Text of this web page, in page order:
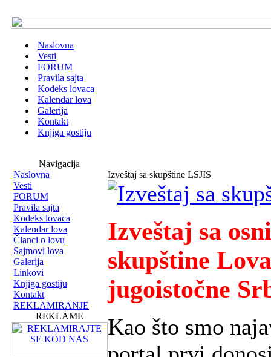
Naslovna
Vesti
FORUM
Pravila sajta
Kodeks lovaca
Kalendar lova
Galerija
Kontakt
Knjiga gostiju
Navigacija
Naslovna
Vesti
FORUM
Pravila sajta
Kodeks lovaca
Kalendar lova
Članci o lovu
Sajmovi lova
Galerija
Linkovi
Knjiga gostiju
Kontakt
REKLAMIRANJE
REKLAME
Izveštaj sa skupštine LSJIS
Izveštaj sa
skupštine
jugoistočne
Kao što smo